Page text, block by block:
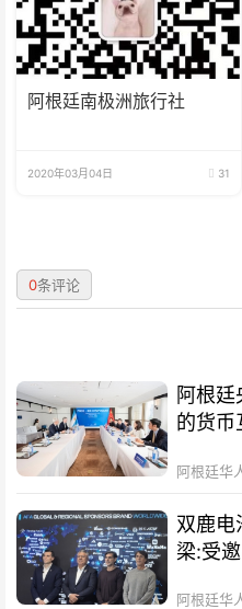
阿根廷南极洲旅行社
2020年03月04日 31
0条评论
阿根
的货币
阿根廷华
双鹿电
梁:受
阿根廷华